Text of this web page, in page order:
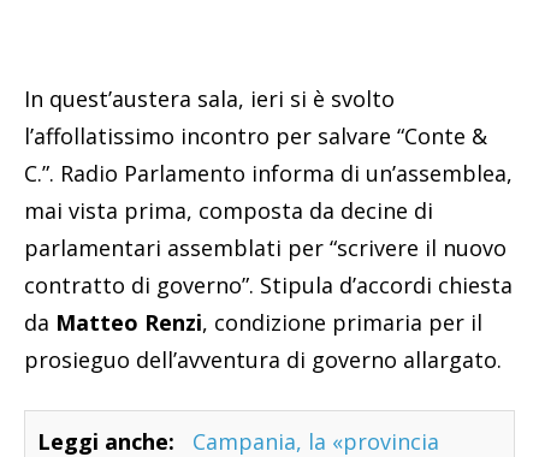
In quest’austera sala, ieri si è svolto
l’affollatissimo incontro per salvare “Conte &
C.”. Radio Parlamento informa di un’assemblea,
mai vista prima, composta da decine di
parlamentari assemblati per “scrivere il nuovo
contratto di governo”. Stipula d’accordi chiesta
da Matteo Renzi, condizione primaria per il
prosieguo dell’avventura di governo allargato.
Leggi anche:
Campania, la «provincia